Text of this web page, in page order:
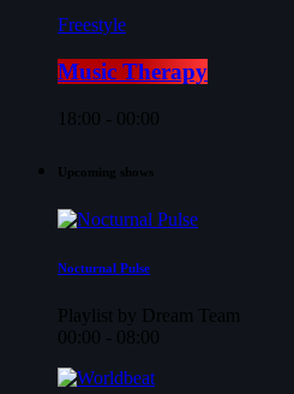
Freestyle
Music Therapy
18:00 - 00:00
Upcoming shows
Nocturnal Pulse
Playlist by Dream Team
00:00 - 08:00